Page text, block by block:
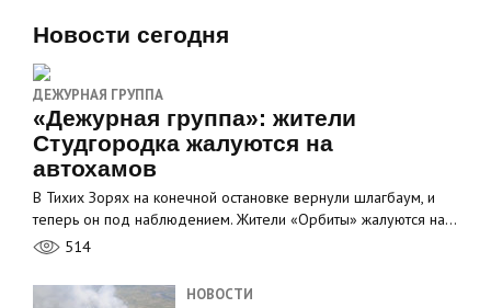
Новости сегодня
ДЕЖУРНАЯ ГРУППА
«Дежурная группа»: жители
Студгородка жалуются на
автохамов
В Тихих Зорях на конечной остановке вернули шлагбаум, и
теперь он под наблюдением. Жители «Орбиты» жалуются на…
514
НОВОСТИ